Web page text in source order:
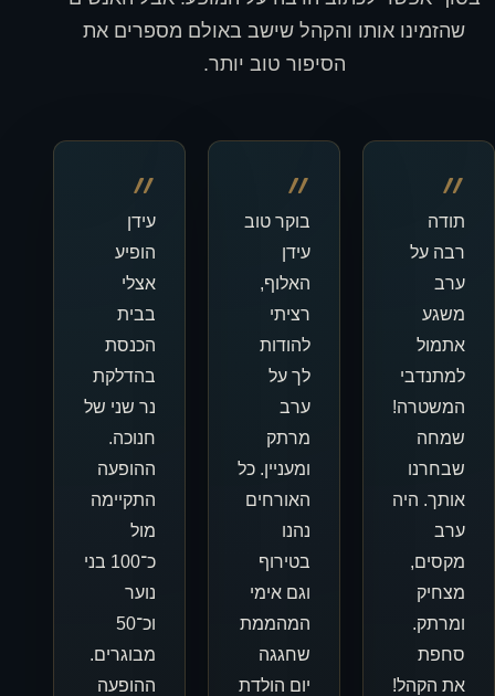
שהזמינו אותו והקהל שישב באולם מספרים את
הסיפור טוב יותר.
״
תודה
רבה על
ערב
משגע
אתמול
למתנדבי
המשטרה!
שמחה
שבחרנו
אותך. היה
ערב
מקסים,
מצחיק
ומרתק.
סחפת
את הקהל!
״
בוקר טוב
עידן
האלוף,
רציתי
להודות
לך על
ערב
מרתק
ומעניין. כל
האורחים
נהנו
בטירוף
וגם אימי
המהממת
שחגגה
יום הולדת
״
עידן
הופיע
אצלי
בבית
הכנסת
בהדלקת
נר שני של
חנוכה.
ההופעה
התקיימה
מול
כ־100 בני
נוער
וכ־50
מבוגרים.
ההופעה